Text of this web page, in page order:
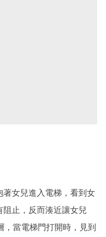
著女兒進入電梯，看到女
阻止，反而湊近讓女兒
當電梯門打開時，見到